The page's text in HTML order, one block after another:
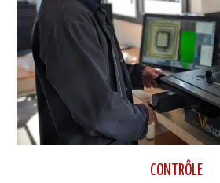
CONTRÔLE